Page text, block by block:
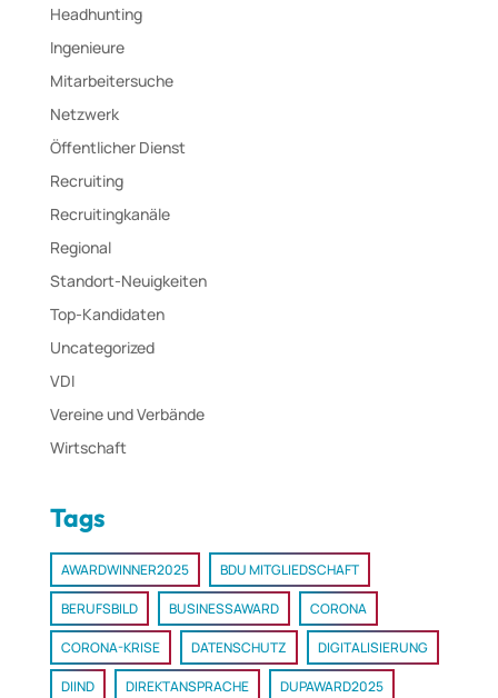
Headhunting
Ingenieure
Mitarbeitersuche
Netzwerk
Öffentlicher Dienst
Recruiting
Recruitingkanäle
Regional
Standort-Neuigkeiten
Top-Kandidaten
Uncategorized
VDI
Vereine und Verbände
Wirtschaft
Tags
AWARDWINNER2025 BDU MITGLIEDSCHAFT
BERUFSBILD BUSINESSAWARD CORONA
CORONA-KRISE DATENSCHUTZ DIGITALISIERUNG
DIIND DIREKTANSPRACHE DUPAWARD2025